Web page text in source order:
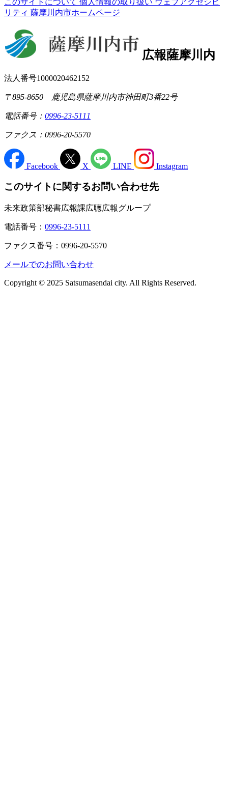
リティ 薩摩川内市ホームページ
広報薩摩川内
法人番号1000020462152
〒895-8650 鹿児島県薩摩川内市神田町3番22号
電話番号： 0996-23-5111
ファクス：0996-20-5570
Facebook X LINE Instagram
このサイトに関するお問い合わせ先
未来政策部秘書広報課広聴広報グループ
電話番号： 0996-23-5111
ファクス番号：0996-20-5570
メールでのお問い合わせ
Copyright © 2025 Satsumasendai city. All Rights Reserved.